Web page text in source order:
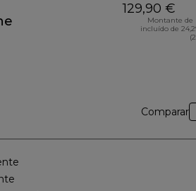
129,90 €
Montante de
incluído de
Comparar